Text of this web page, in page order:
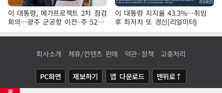
광
이 대통령, 메가프로젝트 2차 점검
회의…광주 군공항 이전·주 52시
간 예외 등 논의
이 대통령 지지율 43.3%…취임
후 최저치 또 경신[리얼미터]
회사소개 제휴/컨텐츠 판매 약관·정책 고충처리
PC화면 제보하기 앱 다운로드 맨위로↑